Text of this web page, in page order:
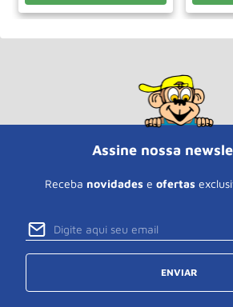
Assine nossa
Receba novidades e ofertas
ENVIAR